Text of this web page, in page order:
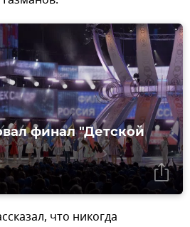
финал "Детской
что никогда